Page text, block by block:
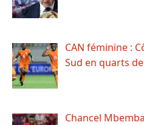
CAN féminine :
Sud en quarts
Chancel